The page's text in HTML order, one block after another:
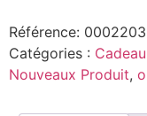
Référence:
Catégories :
Nouveaux Produit,